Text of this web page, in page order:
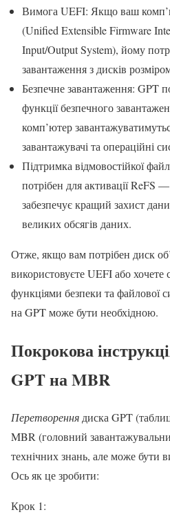
Вимога UEFI: Якщо ваш
(Unified Extensible Firmware
Input/Output System), йому
завантаження з дисків
Безпечне завантаження: GPT
функції безпечного
комп’ютер
завантажувачі та операційні
Підтримка відмовостійкої
потрібен для активації ReFS
забезпечує кращий захист
великих обсягів даних.
Отже, якщо вам потрібен диск
використовуєте UEFI або
функціями безпеки та файлової
на GPT може бути необхідною.
Покрокова
GPT на MBR
Перетвореннядиска GPT
MBR (головний
технічних знань, але може бути
Ось як це зробити:
Крок 1: